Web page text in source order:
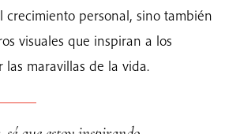
crecimiento personal, sino también
visuales que inspiran a los
las maravillas de la vida.